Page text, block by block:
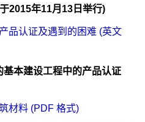
2015年11月13日举行)
品认证及遇到的困难 (英文
本建设工程中的产品认证
材料 (PDF 格式)